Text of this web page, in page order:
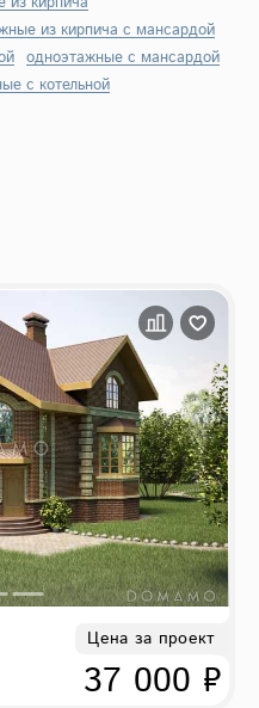
из кирпича с мансардой
одноэтажные с мансардой
с котельной
Цена за проект
37 000 ₽